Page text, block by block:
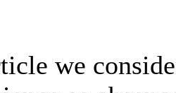
we